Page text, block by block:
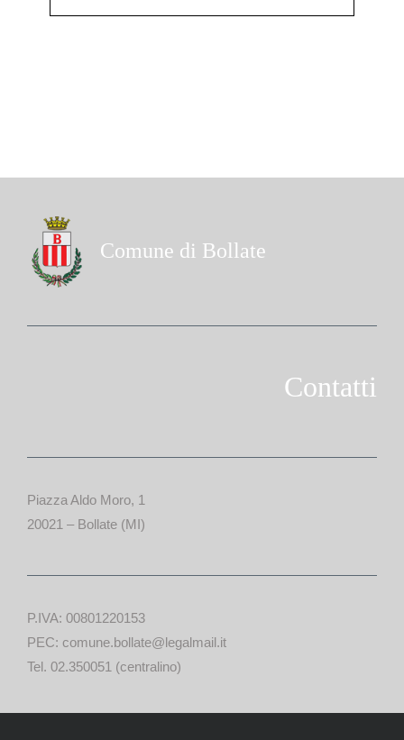
Comune di Bollate
Contatti
Piazza Aldo Moro, 1
20021 – Bollate (MI)
P.IVA: 00801220153
PEC: comune.bollate@legalmail.it
Tel. 02.350051 (centralino)